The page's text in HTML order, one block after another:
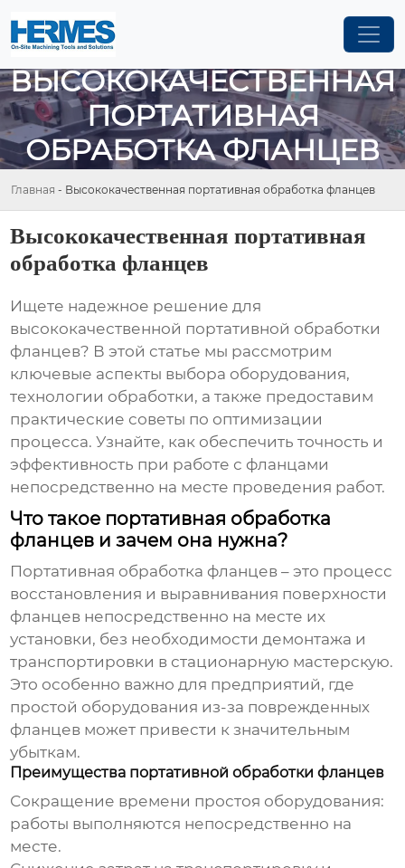
ВЫСОКОКАЧЕСТВЕННАЯ
ПОРТАТИВНАЯ
ОБРАБОТКА ФЛАНЦЕВ
Главная - Высококачественная портативная обработка фланцев
Высококачественная портативная
обработка фланцев
Ищете надежное решение для
высококачественной портативной обработки
фланцев? В этой статье мы рассмотрим
ключевые аспекты выбора оборудования,
технологии обработки, а также предоставим
практические советы по оптимизации
процесса. Узнайте, как обеспечить точность и
эффективность при работе с фланцами
непосредственно на месте проведения работ.
Что такое портативная обработка
фланцев и зачем она нужна?
Портативная обработка фланцев – это процесс
восстановления и выравнивания поверхности
фланцев непосредственно на месте их
установки, без необходимости демонтажа и
транспортировки в стационарную мастерскую.
Это особенно важно для предприятий, где
простой оборудования из-за поврежденных
фланцев может привести к значительным
убыткам.
Преимущества портативной обработки фланцев
Сокращение времени простоя оборудования:
работы выполняются непосредственно на
месте.